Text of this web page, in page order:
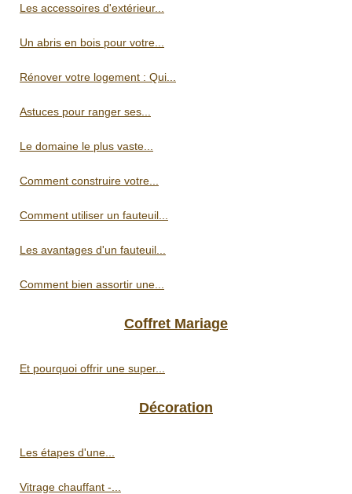
Les accessoires d'extérieur...
Un abris en bois pour votre...
Rénover votre logement : Qui...
Astuces pour ranger ses...
Le domaine le plus vaste...
Comment construire votre...
Comment utiliser un fauteuil...
Les avantages d'un fauteuil...
Comment bien assortir une...
Coffret Mariage
Et pourquoi offrir une super...
Décoration
Les étapes d'une...
Vitrage chauffant -...